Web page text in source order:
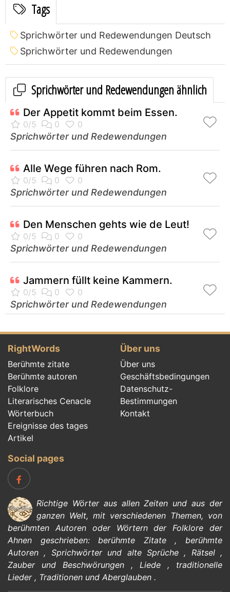
Tags
Sprichwörter und Redewendungen Deutsch
Sprichwörter und Redewendungen
Sprichwörter und Redewendungen ähnlich
Der Appetit kommt beim Essen.
Sprichwörter und Redewendungen
Alle Wege führen nach Rom.
Sprichwörter und Redewendungen
Den Menschen gehts wie de Leut!
Sprichwörter und Redewendungen
Jammern füllt keine Kammern.
Sprichwörter und Redewendungen
RightWords
Berühmte zitate
Berühmte autoren
Folklore
Literarisches Cenacle
Wörterbuch
Ereignisse des tages
Artikel
Über uns
Über uns
Geschäftsbedingungen
Datenschutz-
Bestimmungen
Kontakt
Social pages
Richtige Wörter aus allen Zeiten und aus der
ganzen Welt, mit verschiedenen Themen, von
berühmten Autorenoder Wörtern derFolklore der
Ahnen geschrieben:berühmte Zitate,berühmte
Autoren , Sprichwörter und alte Sprüche, Rätsel,
Zauber und Beschwörungen , Liede , traditionelle
Lieder, Traditionen und Aberglauben .